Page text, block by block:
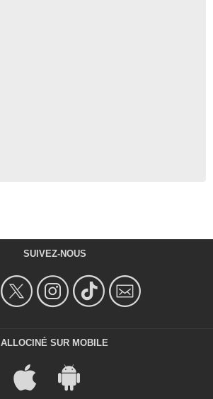
SUIVEZ-NOUS
ALLOCINÉ SUR MOBILE